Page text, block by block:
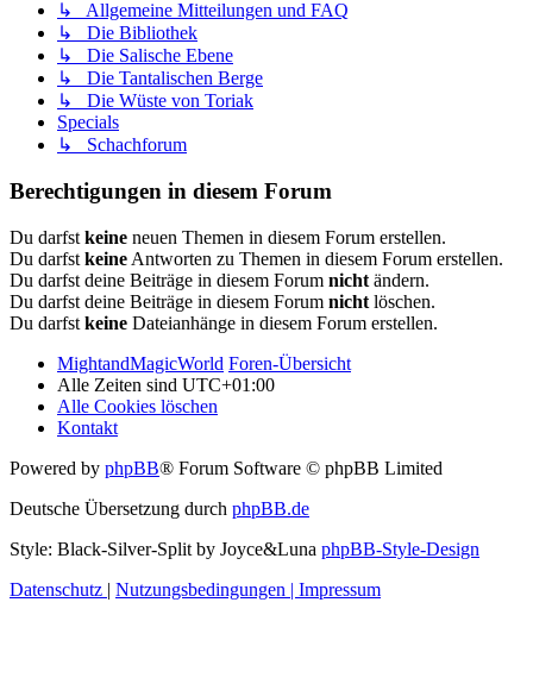
↳ Allgemeine Mitteilungen und FAQ
↳ Die Bibliothek
↳ Die Salische Ebene
↳ Die Tantalischen Berge
↳ Die Wüste von Toriak
Specials
↳ Schachforum
Berechtigungen in diesem Forum
Du darfst keine neuen Themen in diesem Forum erstellen.
Du darfst keine Antworten zu Themen in diesem Forum erstellen.
Du darfst deine Beiträge in diesem Forum nicht ändern.
Du darfst deine Beiträge in diesem Forum nicht löschen.
Du darfst keine Dateianhänge in diesem Forum erstellen.
MightandMagicWorld Foren-Übersicht
Alle Zeiten sind UTC+01:00
Alle Cookies löschen
Kontakt
Powered by phpBB® Forum Software © phpBB Limited
Deutsche Übersetzung durch phpBB.de
Style: Black-Silver-Split by Joyce&Luna phpBB-Style-Design
Datenschutz | Nutzungsbedingungen | Impressum